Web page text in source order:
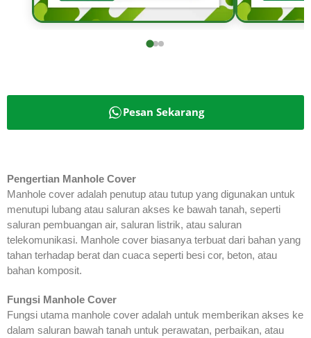
Pesan Sekarang
Pengertian Manhole Cover
Manhole cover adalah penutup atau tutup yang digunakan untuk
menutupi lubang atau saluran akses ke bawah tanah, seperti
saluran pembuangan air, saluran listrik, atau saluran
telekomunikasi. Manhole cover biasanya terbuat dari bahan yang
tahan terhadap berat dan cuaca seperti besi cor, beton, atau
bahan komposit.
Fungsi Manhole Cover
Fungsi utama manhole cover adalah untuk memberikan akses ke
dalam saluran bawah tanah untuk perawatan, perbaikan, atau